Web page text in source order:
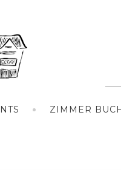
ZIMMER